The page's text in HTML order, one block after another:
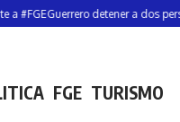
detener a dos personas
FGE TURISMO